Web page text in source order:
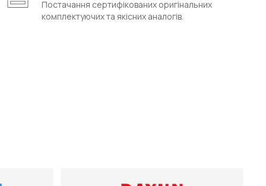
Постачання сертифікованих оригінальних
комплектуючих та якісних аналогів.